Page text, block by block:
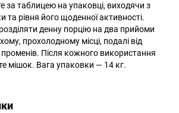
за таблицею на упаковці, виходячи з
та рівня його щоденної активності.
денну порцію на два прийоми
прохолодному місці, подалі від
Після кожного використання
мішок. Вага упаковки — 14 кг.